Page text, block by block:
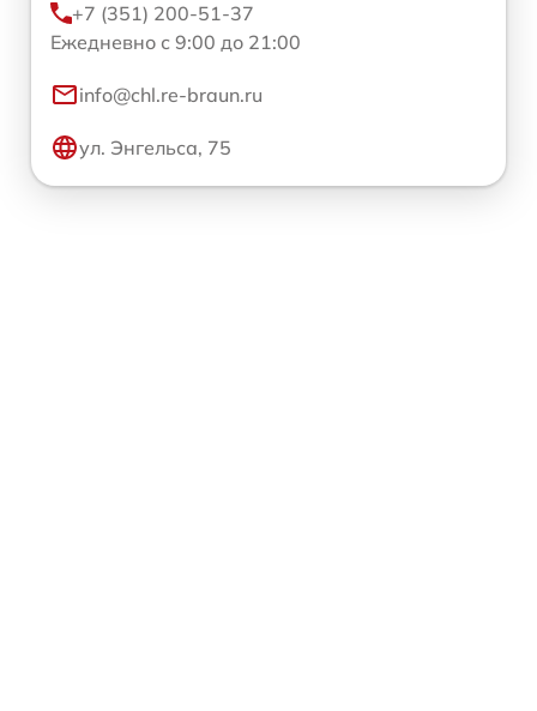
+7 (351) 200-51-37
Ежедневно с 9:00 до 21:00
info@chl.re-braun.ru
ул. Энгельса, 75